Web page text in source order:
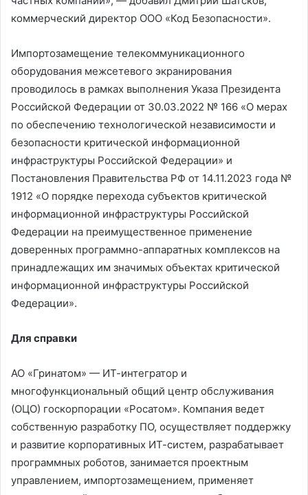
коммерческий директор ООО «Код Безопасности».
Импортозамещение телекоммуникационного
оборудования межсетевого экранирования
проводилось в рамках выполнения Указа Президента
Российской Федерации от 30.03.2022 № 166 «О мерах
по обеспечению технологической независимости и
безопасности критической информационной
инфраструктуры Российской Федерации» и
Постановления Правительства РФ от 14.11.2023 года №
1912 «О порядке перехода субъектов критической
информационной инфраструктуры Российской
Федерации на преимущественное применение
доверенных программно-аппаратных комплексов на
принадлежащих им значимых объектах критической
информационной инфраструктуры Российской
Федерации».
Для справки
АО «Гринатом» — ИТ-интегратор и
многофункциональный общий центр обслуживания
(ОЦО) госкорпорации «Росатом». Компания ведет
собственную разработку ПО, осуществляет поддержку
и развитие корпоративных ИТ-систем, разрабатывает
программных роботов, занимается проектным
управлением, импортозамещением, применяет